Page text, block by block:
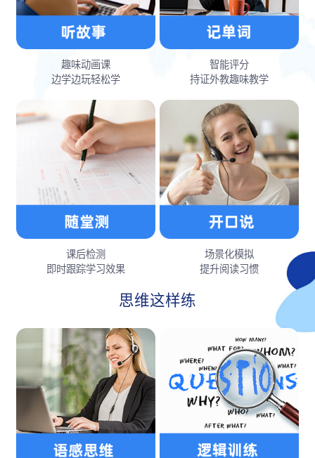
趣味动画课
边学边玩轻松学
智能评分
持证外教趣味教学
课后检测
即时跟踪学习效果
场景化模拟
提升阅读习惯
思维这样练